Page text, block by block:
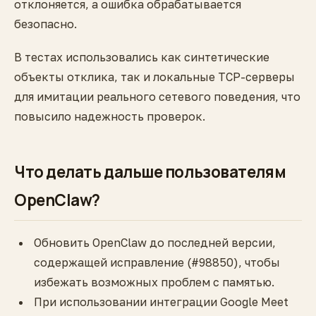
отклоняется, а ошибка обрабатывается
безопасно.
В тестах использовались как синтетические
объекты отклика, так и локальные ТСР-серверы
для имитации реального сетевого поведения, что
повысило надежность проверок.
Что делать дальше пользователям
OpenClaw?
Обновить OpenClaw до последней версии,
содержащей исправление (#98850), чтобы
избежать возможных проблем с памятью.
При использовании интеграции Google Meet